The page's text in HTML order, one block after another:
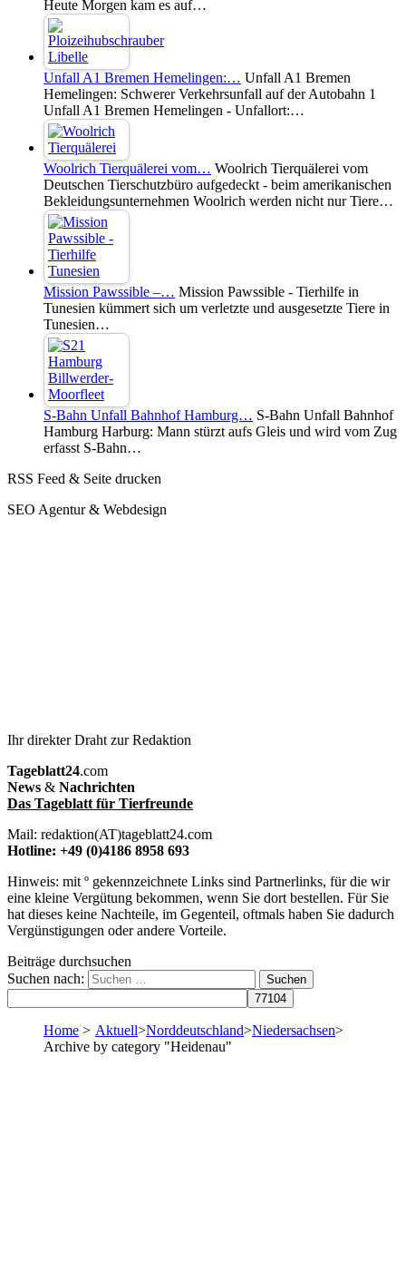
Heute Morgen kam es auf…
Unfall A1 Bremen Hemelingen:… Unfall A1 Bremen
Hemelingen: Schwerer Verkehrsunfall auf der Autobahn 1
Unfall A1 Bremen Hemelingen - Unfallort:…
Woolrich Tierquälerei vom… Woolrich Tierquälerei vom
Deutschen Tierschutzbüro aufgedeckt - beim amerikanischen
Bekleidungsunternehmen Woolrich werden nicht nur Tiere…
Mission Pawssible –… Mission Pawssible - Tierhilfe in
Tunesien kümmert sich um verletzte und ausgesetzte Tiere in
Tunesien…
S-Bahn Unfall Bahnhof Hamburg… S-Bahn Unfall Bahnhof
Hamburg Harburg: Mann stürzt aufs Gleis und wird vom Zug
erfasst S-Bahn…
RSS Feed & Seite drucken
SEO Agentur & Webdesign
Ihr direkter Draht zur Redaktion
Tageblatt24.com
News & Nachrichten
Das Tageblatt für Tierfreunde
Mail: redaktion(AT)tageblatt24.com
Hotline: +49 (0)4186 8958 693
Hinweis: mit º gekennzeichnete Links sind Partnerlinks, für die wir
eine kleine Vergütung bekommen, wenn Sie dort bestellen. Für Sie
hat dieses keine Nachteile, im Gegenteil, oftmals haben Sie dadurch
Vergünstigungen oder andere Vorteile.
Beiträge durchsuchen
Suchen nach:
Home > Aktuell>Norddeutschland>Niedersachsen>
Archive by category "Heidenau"